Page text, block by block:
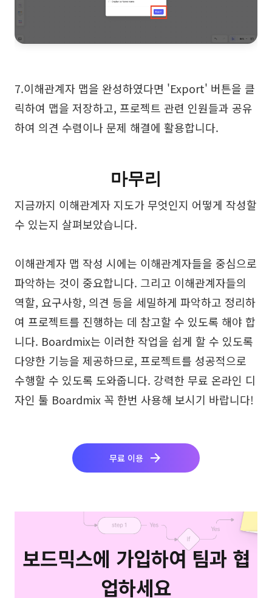
7.이해관계자 맵을 완성하였다면 'Export' 버튼을 클
릭하여 맵을 저장하고, 프로젝트 관련 인원들과 공유
하여 의견 수렴이나 문제 해결에 활용합니다.
마무리
지금까지 이해관계자 지도가 무엇인지 어떻게 작성할
수 있는지 살펴보았습니다.
이해관계자 맵 작성 시에는 이해관계자들을 중심으로
파악하는 것이 중요합니다. 그리고 이해관계자들의
역할, 요구사항, 의견 등을 세밀하게 파악하고 정리하
여 프로젝트를 진행하는 데 참고할 수 있도록 해야 합
니다. Boardmix는 이러한 작업을 쉽게 할 수 있도록
다양한 기능을 제공하므로, 프로젝트를 성공적으로
수행할 수 있도록 도와줍니다. 강력한 무료 온라인 디
자인 툴 Boardmix 꼭 한번 사용해 보시기 바랍니다!
무료 이용
보드믹스에 가입하여 팀과 협
업하세요